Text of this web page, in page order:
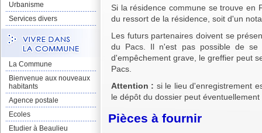
Urbanisme
Services divers
La Commune
Bienvenue aux nouveaux
habitants
Agence postale
Ecoles
Etudier à Beaulieu
Si la résidence commune se trouve en
du ressort de la résidence, soit d'un
Les futurs partenaires doivent se
du Pacs. Il n'est pas possible de
d'empêchement grave, le greffier peut
Pacs.
Attention : si le lieu d'enregistrement
le dépôt du dossier peut
Pièces à fournir